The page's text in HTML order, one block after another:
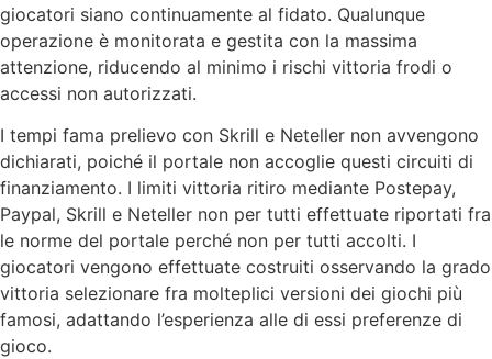
giocatori siano continuamente al fidato. Qualunque
operazione è monitorata e gestita con la massima
attenzione, riducendo al minimo i rischi vittoria frodi o
accessi non autorizzati.
I tempi fama prelievo con Skrill e Neteller non avvengono
dichiarati, poiché il portale non accoglie questi circuiti di
finanziamento. I limiti vittoria ritiro mediante Postepay,
Paypal, Skrill e Neteller non per tutti effettuate riportati fra
le norme del portale perché non per tutti accolti. I
giocatori vengono effettuate costruiti osservando la grado
vittoria selezionare fra molteplici versioni dei giochi più
famosi, adattando l’esperienza alle di essi preferenze di
gioco.